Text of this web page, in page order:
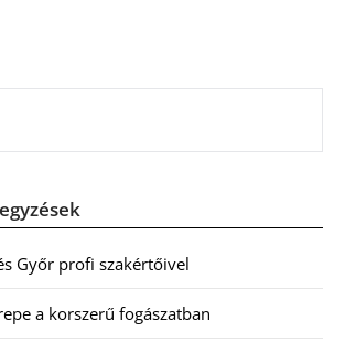
Győr profi szakértőivel
a korszerű fogászatban